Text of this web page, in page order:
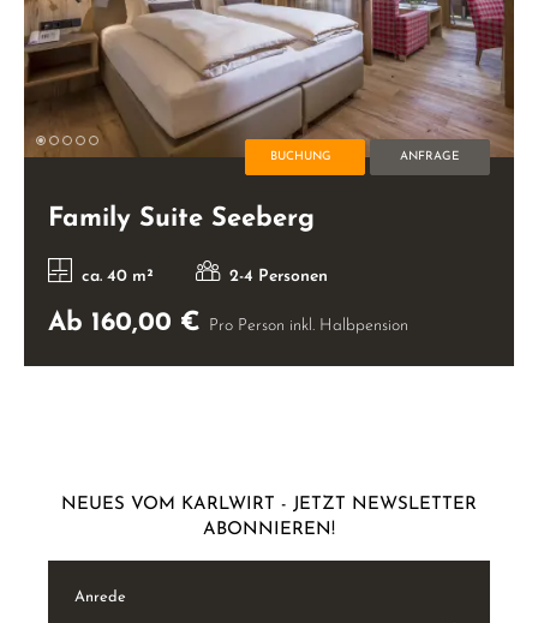
Ab 170,00 €Pro Person inkl. Halbpension
FAMILIENZIMMER DETAILS
BUCHUNG
Family Suite Seeberg